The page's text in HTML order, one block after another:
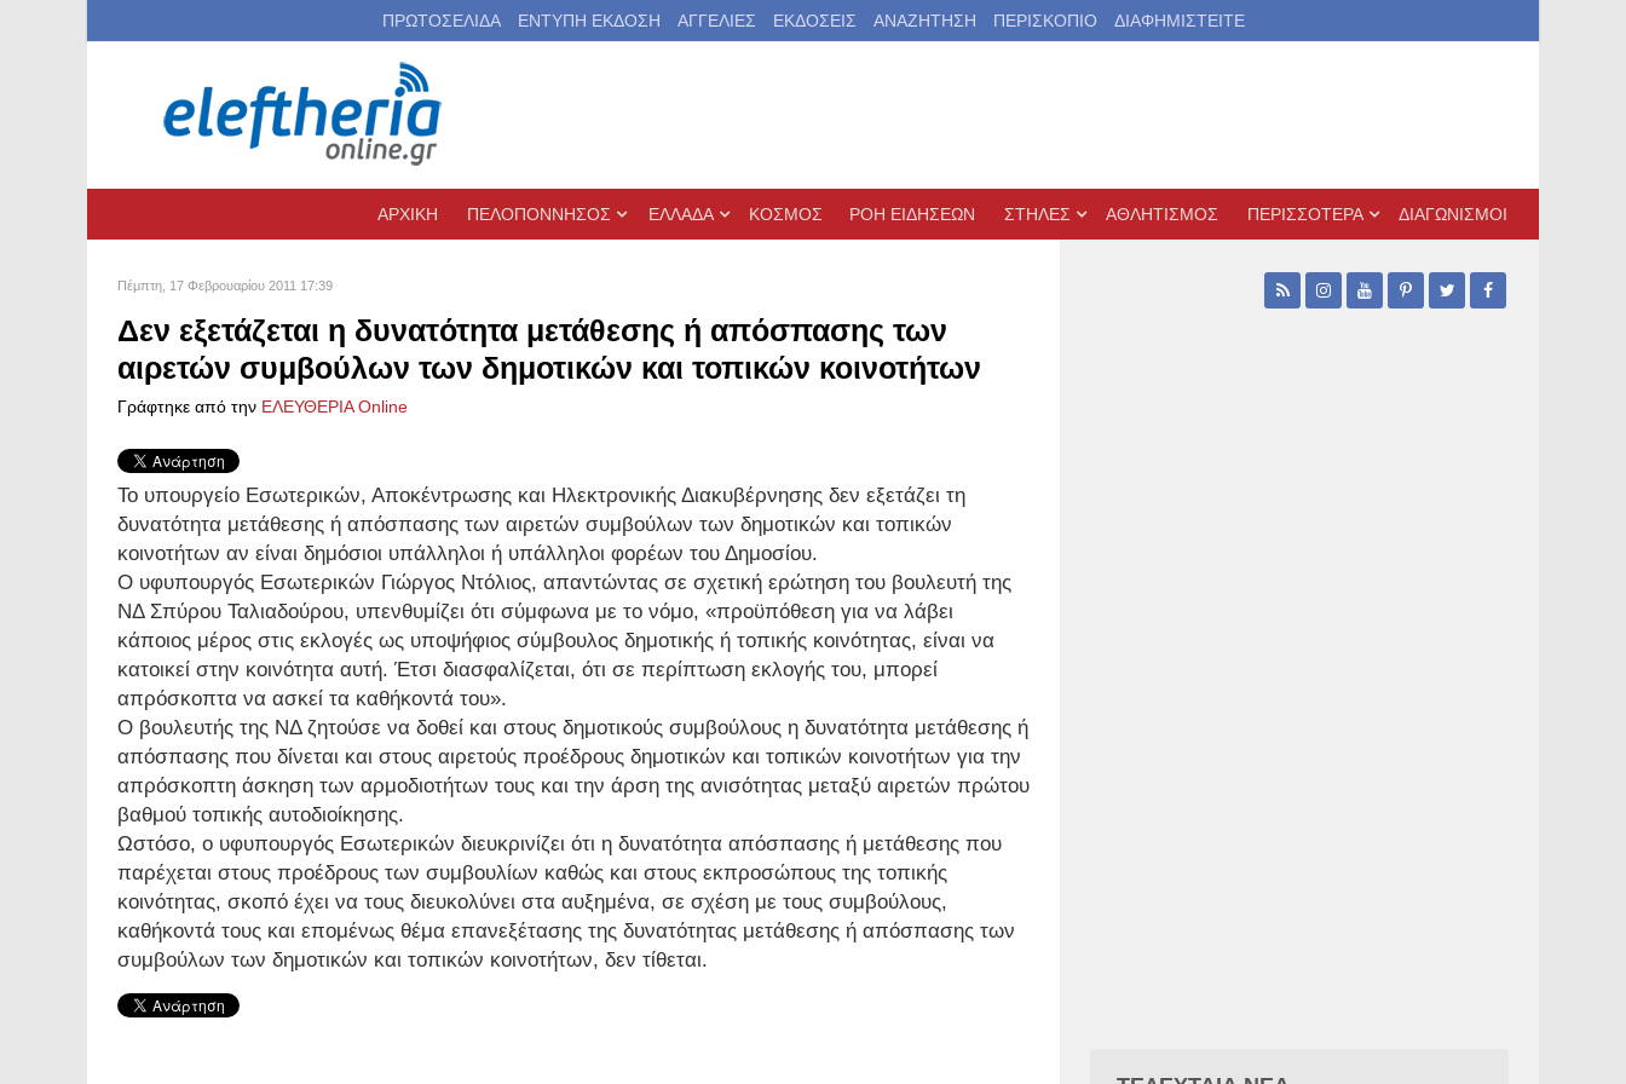
ΠΡΩΤΟΣΕΛΙΔΑ ΕΝΤΥΠΗ ΕΚΔΟΣΗ ΑΓΓΕΛΙΕΣ ΕΚΔΟΣΕΙΣ ΑΝΑΖΗΤΗΣΗ ΠΕΡΙΣΚΟΠΙΟ ΔΙΑΦΗΜΙΣΤΕΙΤΕ
ΑΡΧΙΚΗ ΠΕΛΟΠΟΝΝΗΣΟΣ ΕΛΛΑΔΑ ΚΟΣΜΟΣ ΡΟΗ ΕΙΔΗΣΕΩΝ ΣΤΗΛΕΣ ΑΘΛΗΤΙΣΜΟΣ ΠΕΡΙΣΣΟΤΕΡΑ ΔΙΑΓΩΝΙΣΜΟΙ
Πέμπτη, 17 Φεβρουαρίου 2011 17:39
Δεν εξετάζεται η δυνατότητα μετάθεσης ή απόσπασης των
αιρετών συμβούλων των δημοτικών και τοπικών κοινοτήτων
Γράφτηκε από την ΕΛΕΥΘΕΡΙΑ Online
Το υπουργείο Εσωτερικών, Αποκέντρωσης και Ηλεκτρονικής Διακυβέρνησης δεν εξετάζει τη
δυνατότητα μετάθεσης ή απόσπασης των αιρετών συμβούλων των δημοτικών και τοπικών
κοινοτήτων αν είναι δημόσιοι υπάλληλοι ή υπάλληλοι φορέων του Δημοσίου.
Ο υφυπουργός Εσωτερικών Γιώργος Ντόλιος, απαντώντας σε σχετική ερώτηση του βουλευτή της
ΝΔ Σπύρου Ταλιαδούρου, υπενθυμίζει ότι σύμφωνα με το νόμο, «προϋπόθεση για να λάβει
κάποιος μέρος στις εκλογές ως υποψήφιος σύμβουλος δημοτικής ή τοπικής κοινότητας, είναι να
κατοικεί στην κοινότητα αυτή. Έτσι διασφαλίζεται, ότι σε περίπτωση εκλογής του, μπορεί
απρόσκοπτα να ασκεί τα καθήκοντά του».
Ο βουλευτής της ΝΔ ζητούσε να δοθεί και στους δημοτικούς συμβούλους η δυνατότητα μετάθεσης ή
απόσπασης που δίνεται και στους αιρετούς προέδρους δημοτικών και τοπικών κοινοτήτων για την
απρόσκοπτη άσκηση των αρμοδιοτήτων τους και την άρση της ανισότητας μεταξύ αιρετών πρώτου
βαθμού τοπικής αυτοδιοίκησης.
Ωστόσο, ο υφυπουργός Εσωτερικών διευκρινίζει ότι η δυνατότητα απόσπασης ή μετάθεσης που
παρέχεται στους προέδρους των συμβουλίων καθώς και στους εκπροσώπους της τοπικής
κοινότητας, σκοπό έχει να τους διευκολύνει στα αυξημένα, σε σχέση με τους συμβούλους,
καθήκοντά τους και επομένως θέμα επανεξέτασης της δυνατότητας μετάθεσης ή απόσπασης των
συμβούλων των δημοτικών και τοπικών κοινοτήτων, δεν τίθεται.